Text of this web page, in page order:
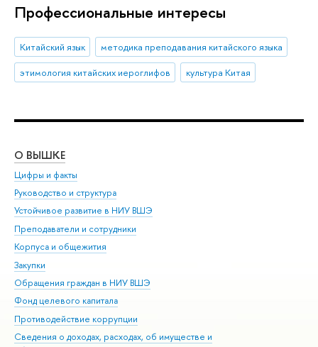
Профессиональные интересы
Китайский язык
методика преподавания китайского языка
этимология китайских иероглифов
культура Китая
О ВЫШКЕ
Цифры и факты
Руководство и структура
Устойчивое развитие в НИУ ВШЭ
Преподаватели и сотрудники
Корпуса и общежития
Закупки
Обращения граждан в НИУ ВШЭ
Фонд целевого капитала
Противодействие коррупции
Сведения о доходах, расходах, об имуществе и